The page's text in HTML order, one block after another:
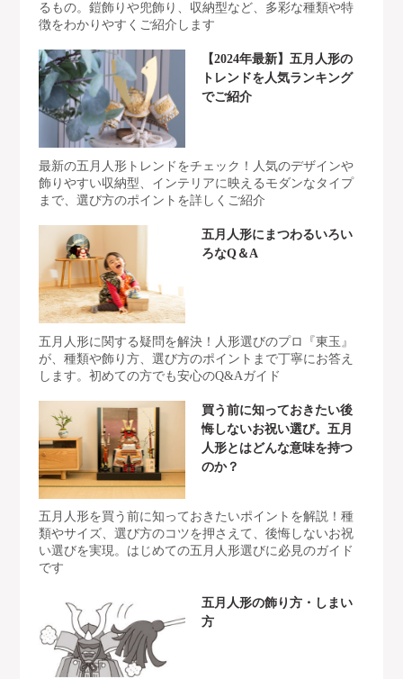
るもの。鎧飾りや兜飾り、収納型など、多彩な種類や特
徴をわかりやすくご紹介します
【2024年最新】五月人形の
トレンドを人気ランキング
でご紹介
最新の五月人形トレンドをチェック！人気のデザインや
飾りやすい収納型、インテリアに映えるモダンなタイプ
まで、選び方のポイントを詳しくご紹介
五月人形にまつわるいろい
ろなQ＆A
五月人形に関する疑問を解決！人形選びのプロ『東玉』
が、種類や飾り方、選び方のポイントまで丁寧にお答え
します。初めての方でも安心のQ&Aガイド
買う前に知っておきたい後
悔しないお祝い選び。五月
人形とはどんな意味を持つ
のか？
五月人形を買う前に知っておきたいポイントを解説！種
類やサイズ、選び方のコツを押さえて、後悔しないお祝
い選びを実現。はじめての五月人形選びに必見のガイド
です
五月人形の飾り方・しまい
方